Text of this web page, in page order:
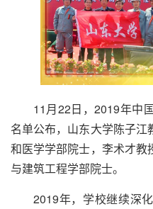
11月22日，2019年中
名单公布，山东大学陈子
和医学学部院士，李术才教
与建筑工程学部院士。
2019年，学校继续深